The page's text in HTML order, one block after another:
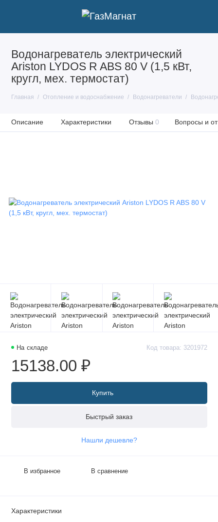
Водонагреватель электрический
Ariston LYDOS R ABS 80 V (1,5 кВт,
кругл, мех. термостат)
Главная Отопление и водоснабжение Водонагреватели
Описание Характеристики Отзывы 0 Вопросы и
На складе Код товара: 3201972
15138.00 ₽
Купить
Быстрый заказ
Нашли дешевле?
В избранное В сравнение
Характеристики